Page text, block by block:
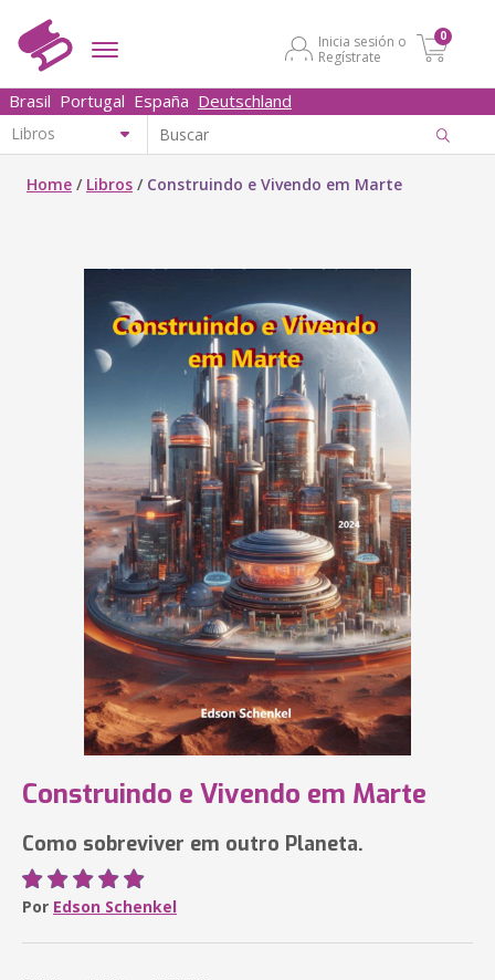
Inicia sesión o
Regístrate
0
Brasil Portugal España Deutschland
Home / Libros / Construindo e Vivendo em Marte
Construindo e Vivendo em Marte
Como sobreviver em outro Planeta.
Por Edson Schenkel